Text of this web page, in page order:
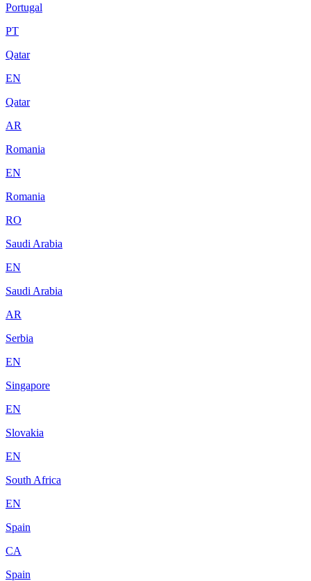
Portugal
PT
Qatar
EN
Qatar
AR
Romania
EN
Romania
RO
Saudi Arabia
EN
Saudi Arabia
AR
Serbia
EN
Singapore
EN
Slovakia
EN
South Africa
EN
Spain
CA
Spain